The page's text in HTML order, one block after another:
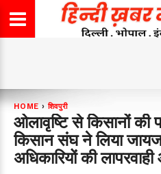
HOME ›शिवपुरी
ओलावृष्टि से किसानों की
किसान संघ ने लिया
अधिकारियों की